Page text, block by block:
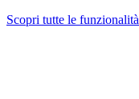
Scopri tutte le funzionalità